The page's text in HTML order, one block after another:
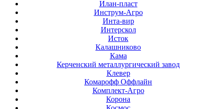
Илан-пласт
Инструм-Агро
Инта-вир
Интерскол
Исток
Калашниково
Кама
Керченский металлургический завод
Клевер
Комарофф Оффлайн
Комплект-Агро
Корона